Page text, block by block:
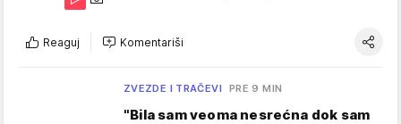
Reaguj Komentariši
ZVEZDE I TRAČEVI PRE 9 MIN
"Bila sam veoma nesrećna dok sam